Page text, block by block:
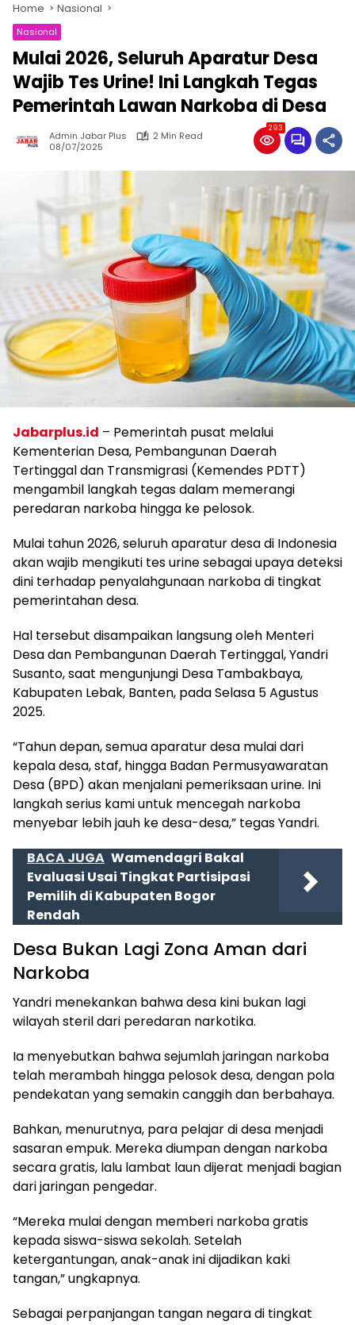
Home Nasional
Nasional
Mulai 2026, Seluruh Aparatur Desa
Wajib Tes Urine! Ini Langkah Tegas
Pemerintah Lawan Narkoba di Desa
Admin Jabar Plus
2 Min Read
08/07/2025
293
Jabarplus.id – Pemerintah pusat melalui
Kementerian Desa, Pembangunan Daerah
Tertinggal dan Transmigrasi (Kemendes PDTT)
mengambil langkah tegas dalam memerangi
peredaran narkoba hingga ke pelosok.
Mulai tahun 2026, seluruh aparatur desa di Indonesia
akan wajib mengikuti tes urine sebagai upaya deteksi
dini terhadap penyalahgunaan narkoba di tingkat
pemerintahan desa.
Hal tersebut disampaikan langsung oleh Menteri
Desa dan Pembangunan Daerah Tertinggal, Yandri
Susanto, saat mengunjungi Desa Tambakbaya,
Kabupaten Lebak, Banten, pada Selasa 5 Agustus
2025.
“Tahun depan, semua aparatur desa mulai dari
kepala desa, staf, hingga Badan Permusyawaratan
Desa (BPD) akan menjalani pemeriksaan urine. Ini
langkah serius kami untuk mencegah narkoba
menyebar lebih jauh ke desa-desa,” tegas Yandri.
BACA JUGA Wamendagri Bakal
Evaluasi Usai Tingkat Partisipasi
Pemilih di Kabupaten Bogor
Rendah
Desa Bukan Lagi Zona Aman dari
Narkoba
Yandri menekankan bahwa desa kini bukan lagi
wilayah steril dari peredaran narkotika.
Ia menyebutkan bahwa sejumlah jaringan narkoba
telah merambah hingga pelosok desa, dengan pola
pendekatan yang semakin canggih dan berbahaya.
Bahkan, menurutnya, para pelajar di desa menjadi
sasaran empuk. Mereka diumpan dengan narkoba
secara gratis, lalu lambat laun dijerat menjadi bagian
dari jaringan pengedar.
“Mereka mulai dengan memberi narkoba gratis
kepada siswa-siswa sekolah. Setelah
ketergantungan, anak-anak ini dijadikan kaki
tangan,” ungkapnya.
Sebagai perpanjangan tangan negara di tingkat